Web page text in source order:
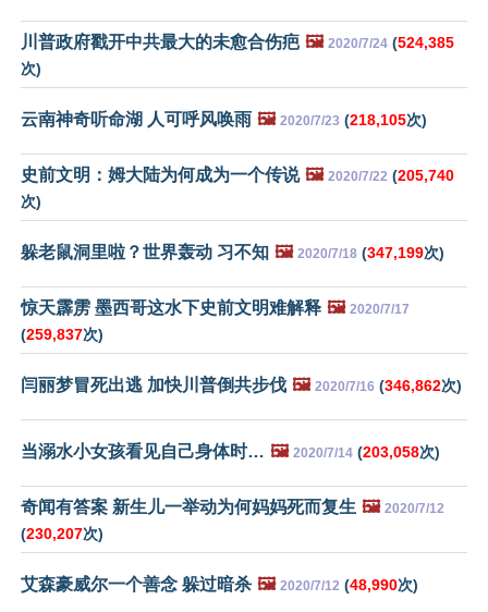
川普政府戳开中共最大的未愈合伤疤 🖼️ 2020/7/24 (524,385
次)
云南神奇听命湖 人可呼风唤雨 🖼️ 2020/7/23 (218,105次)
史前文明：姆大陆为何成为一个传说 🖼️ 2020/7/22 (205,740
次)
躲老鼠洞里啦？世界轰动 习不知 🖼️ 2020/7/18 (347,199次)
惊天霹雳 墨西哥这水下史前文明难解释 🖼️ 2020/7/17
(259,837次)
闫丽梦冒死出逃 加快川普倒共步伐 🖼️ 2020/7/16 (346,862次)
当溺水小女孩看见自己身体时… 🖼️ 2020/7/14 (203,058次)
奇闻有答案 新生儿一举动为何妈妈死而复生 🖼️ 2020/7/12
(230,207次)
艾森豪威尔一个善念 躲过暗杀 🖼️ 2020/7/12 (48,990次)